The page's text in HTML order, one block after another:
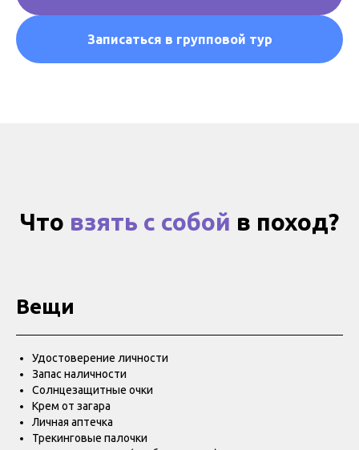
Записаться в групповой тур
Что взять с собой в поход?
Вещи
Удостоверение личности
Запас наличности
Солнцезащитные очки
Крем от загара
Личная аптечка
Трекинговые палочки